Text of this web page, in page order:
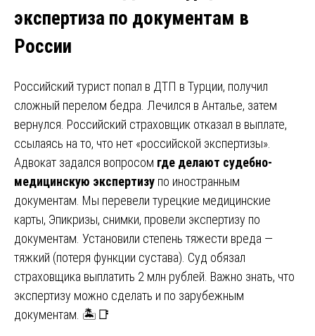
экспертиза по документам в
России
Российский турист попал в ДТП в Турции, получил
сложный перелом бедра. Лечился в Анталье, затем
вернулся. Российский страховщик отказал в выплате,
ссылаясь на то, что нет «российской экспертизы».
Адвокат задался вопросом где делают судебно-
медицинскую экспертизу по иностранным
документам. Мы перевели турецкие медицинские
карты, Эпикризы, снимки, провели экспертизу по
документам. Установили степень тяжести вреда —
тяжкий (потеря функции сустава). Суд обязал
страховщика выплатить 2 млн рублей. Важно знать, что
экспертизу можно сделать и по зарубежным
документам. 🏝️📑